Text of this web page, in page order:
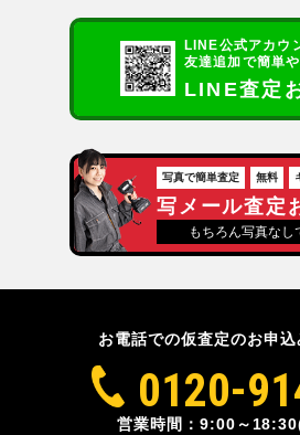
LINE公式アカウ
友達追加で簡単や
LINE査定
写真で簡単査定 無料
写メール査定
もちろん写真なし
お電話での仮査定のお申
0120-
営業時間：9:00～